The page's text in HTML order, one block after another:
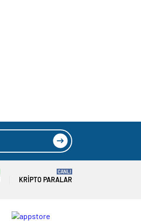
KRIPTO PARALAR
CANLI